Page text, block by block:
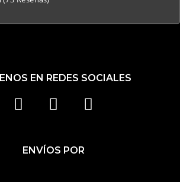
EN REDES SOCIALES
F
C
E
I
S
T
T
ENVÍOS POR